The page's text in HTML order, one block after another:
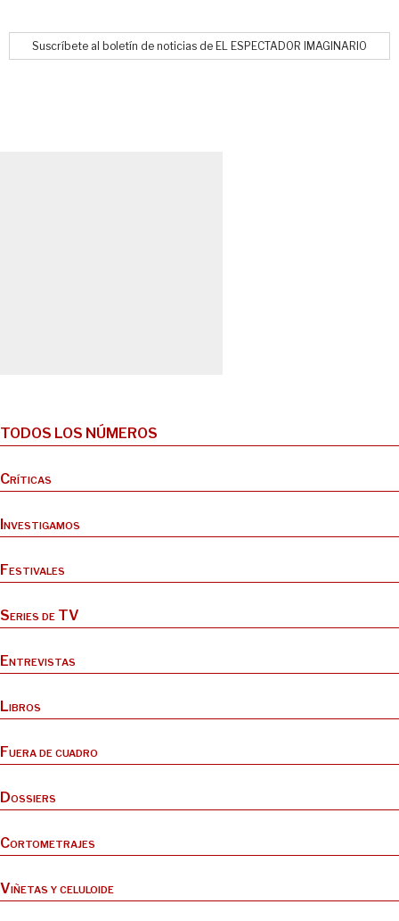
Suscríbete al boletín de noticias de EL ESPECTADOR IMAGINARIO
TODOS LOS NÚMEROS
Críticas
Investigamos
Festivales
Series de TV
Entrevistas
Libros
Fuera de cuadro
Dossiers
Cortometrajes
Viñetas y celuloide